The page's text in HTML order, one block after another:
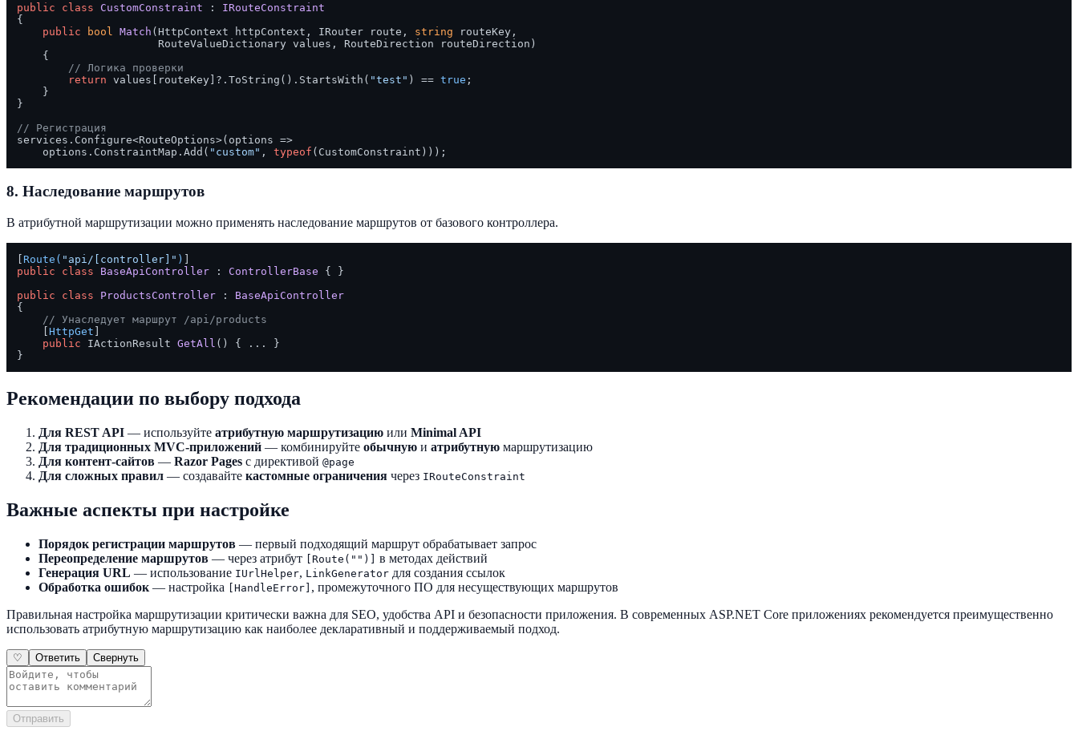
public class CustomConstraint : IRouteConstraint
{
public
bool Match (HttpContext httpContext, IRouter route, string routeKey,
                      RouteValueDictionary values, RouteDirection routeDirection
)
    {
// Логика проверки
return values[routeKey]?.ToString().StartsWith( "test" ) == true ;
    }
}
// Регистрация
services.Configure<RouteOptions>(options =>
    options.ConstraintMap.Add(
"custom" , typeof
8. Наследование маршрутов
В атрибутной маршрутизации можно применять наследование маршрутов от базового контроллера.
Route( "api/[controller]" )
public
class BaseApiController : ControllerBase { }
public
class ProductsController : BaseApiController
{
// Унаследует маршрут /api/products
HttpGet
public IActionResult GetAll ()
{ ... }
Рекомендации по выбору подхода
Для REST API — используйте атрибутную маршрутизацию или Minimal API
Для традиционных MVC-приложений — комбинируйте обычную и атрибутную маршрутизацию
Для контент-сайтов — Razor Pages с директивой @page
Для сложных правил — создавайте кастомные ограничения через IRouteConstraint
Важные аспекты при настройке
Порядок регистрации маршрутов — первый подходящий маршрут обрабатывает запрос
Переопределение маршрутов — через атрибут [Route("")] в методах действий
Генерация URL — использование IUrlHelper, LinkGenerator для создания ссылок
Обработка ошибок — настройка [HandleError] , промежуточного ПО для несуществующих маршрутов
Правильная настройка маршрутизации критически важна для SEO, удобства API и безопасности приложения. В современных ASP.NET Core приложениях рекомендуется преимущественно
использовать атрибутную маршрутизацию как наиболее декларативный и поддерживаемый подход.
♡ Ответить Свернуть
Отправить